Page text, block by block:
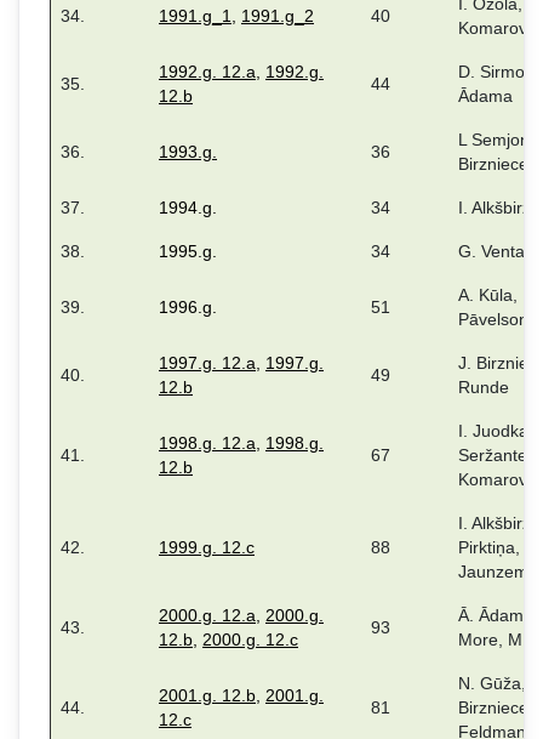
34. 1991.g_1 1991.g_2 40
35.
1992.g. 12.a
1992.g.
12.b
44
D.
Ādama
36. 1993.g. 36
L
Birzniece
37. 1994.g. 34 I. Alkšbirze
38. 1995.g. 34 G.
39. 1996.g. 51
A. Kūla, M.
Pāvelsone
40.
1997.g. 12.a
1997.g.
12.b
49
J.
Runde
41.
1998.g. 12.a
1998.g.
12.b
67
I. Juodka,
Seržante,
Komarova
42. 1999.g. 12.c 88
I.
Pirktiņa, D.
Jaunzeme
43.
2000.g. 12.a
2000.g.
12.b 2000.g. 12.c
93
Ā. Ādama,
More, M.
44.
2001.g. 12.b 2001.g.
12.c
81
N. Gūža, J.
Birzniece,
Feldmane